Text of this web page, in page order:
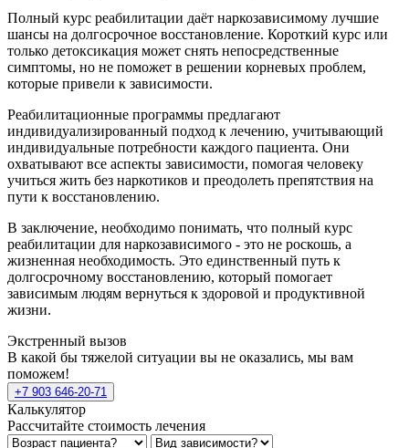
Полный курс реабилитации даёт наркозависимому лучшие
шансы на долгосрочное восстановление. Короткий курс или
только детоксикация может снять непосредственные
симптомы, но не поможет в решении корневых проблем,
которые привели к зависимости.
Реабилитационные программы предлагают
индивидуализированный подход к лечению, учитывающий
индивидуальные потребности каждого пациента. Они
охватывают все аспекты зависимости, помогая человеку
учиться жить без наркотиков и преодолеть препятствия на
пути к восстановлению.
В заключение, необходимо понимать, что полный курс
реабилитации для наркозависимого - это не роскошь, а
жизненная необходимость. Это единственный путь к
долгосрочному восстановлению, который помогает
зависимым людям вернуться к здоровой и продуктивной
жизни.
Экстренный вызов
В какой бы тяжелой ситуации вы не оказались, мы вам
поможем!
+7 903 646-20-71
Калькулятор
Рассчитайте стоимость лечения